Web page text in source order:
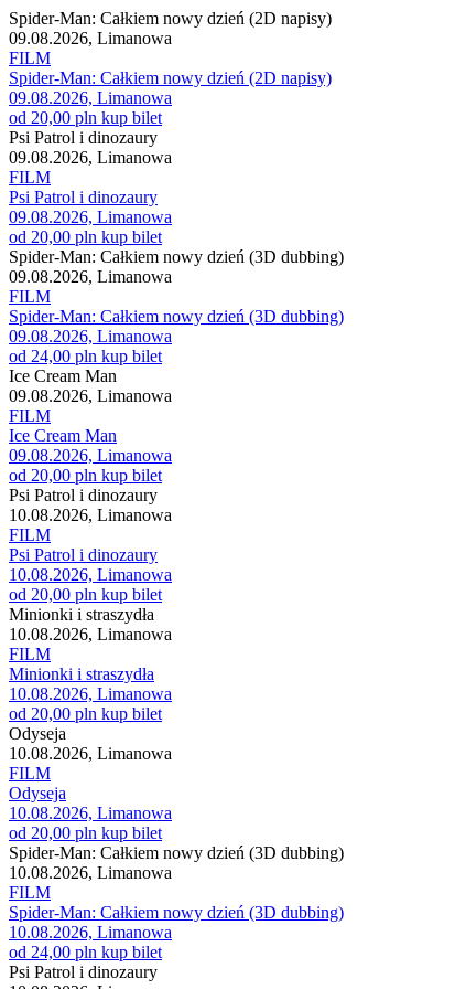
Spider-Man: Całkiem nowy dzień (2D napisy)
09.08.2026, Limanowa
FILM
Spider-Man: Całkiem nowy dzień (2D napisy)
09.08.2026, Limanowa
od 20,00 pln kup bilet
Psi Patrol i dinozaury
09.08.2026, Limanowa
FILM
Psi Patrol i dinozaury
09.08.2026, Limanowa
od 20,00 pln kup bilet
Spider-Man: Całkiem nowy dzień (3D dubbing)
09.08.2026, Limanowa
FILM
Spider-Man: Całkiem nowy dzień (3D dubbing)
09.08.2026, Limanowa
od 24,00 pln kup bilet
Ice Cream Man
09.08.2026, Limanowa
FILM
Ice Cream Man
09.08.2026, Limanowa
od 20,00 pln kup bilet
Psi Patrol i dinozaury
10.08.2026, Limanowa
FILM
Psi Patrol i dinozaury
10.08.2026, Limanowa
od 20,00 pln kup bilet
Minionki i straszydła
10.08.2026, Limanowa
FILM
Minionki i straszydła
10.08.2026, Limanowa
od 20,00 pln kup bilet
Odyseja
10.08.2026, Limanowa
FILM
Odyseja
10.08.2026, Limanowa
od 20,00 pln kup bilet
Spider-Man: Całkiem nowy dzień (3D dubbing)
10.08.2026, Limanowa
FILM
Spider-Man: Całkiem nowy dzień (3D dubbing)
10.08.2026, Limanowa
od 24,00 pln kup bilet
Psi Patrol i dinozaury